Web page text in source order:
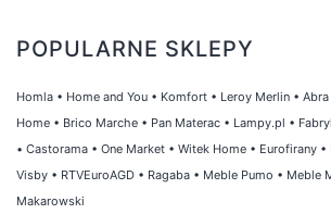
POPULARNE SKLEPY
Homla • Home and You • Komfort • Leroy Merlin •
Home • Brico Marche • Pan Materac • Lampy.pl •
• Castorama • One Market • Witek Home • Eurofirany •
Visby • RTVEuroAGD • Ragaba • Meble Pumo • Meble
Makarowski